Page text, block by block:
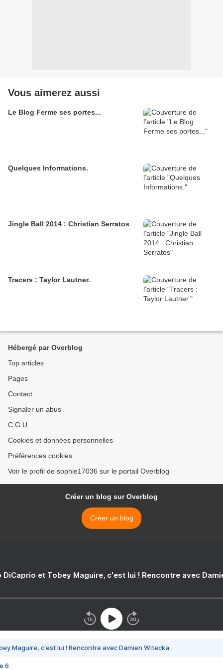
Vous aimerez aussi
Le Blog Ferme ses portes...
Quelques Informations.
Jingle Ball 2014 : Christian Serratos
Tracers : Taylor Lautner.
Hébergé par Overblog
Top articles
Pages
Contact
Signaler un abus
C.G.U.
Cookies et données personnelles
Préférences cookies
Voir le profil de sophie17036 sur le portail Overblog
Créer un blog sur Overblog
Créer un blog
DiCaprio et Tobey Maguire, c'est lui ! Rencontre avec
Maguire, c'est lui ! Rencontre avec Damien Witecka
6